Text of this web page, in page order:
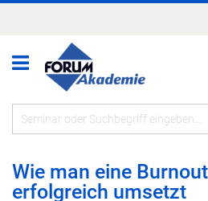
Wie man eine
erfolgreich umsetzt